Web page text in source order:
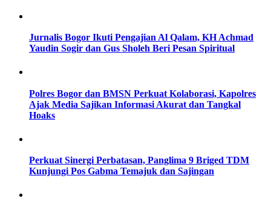
Jurnalis Bogor Ikuti Pengajian Al Qalam, KH Achmad
Yaudin Sogir dan Gus Sholeh Beri Pesan Spiritual
Polres Bogor dan BMSN Perkuat Kolaborasi, Kapolres
Ajak Media Sajikan Informasi Akurat dan Tangkal
Hoaks
Perkuat Sinergi Perbatasan, Panglima 9 Briged TDM
Kunjungi Pos Gabma Temajuk dan Sajingan